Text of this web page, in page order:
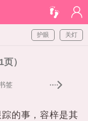
关灯
护眼
）
签
的事，容梓是其